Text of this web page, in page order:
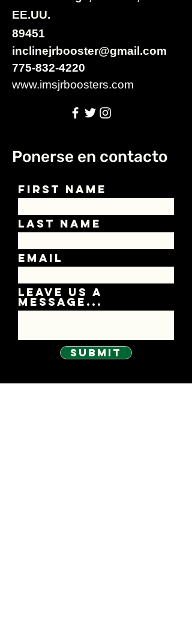
EE.UU.
89451
inclinejrbooster@gmail.com
775-832-4220
www.imsjrboosters.com
Ponerse en contacto
First Name
Last Name
Email
Leave us a
message...
Submit